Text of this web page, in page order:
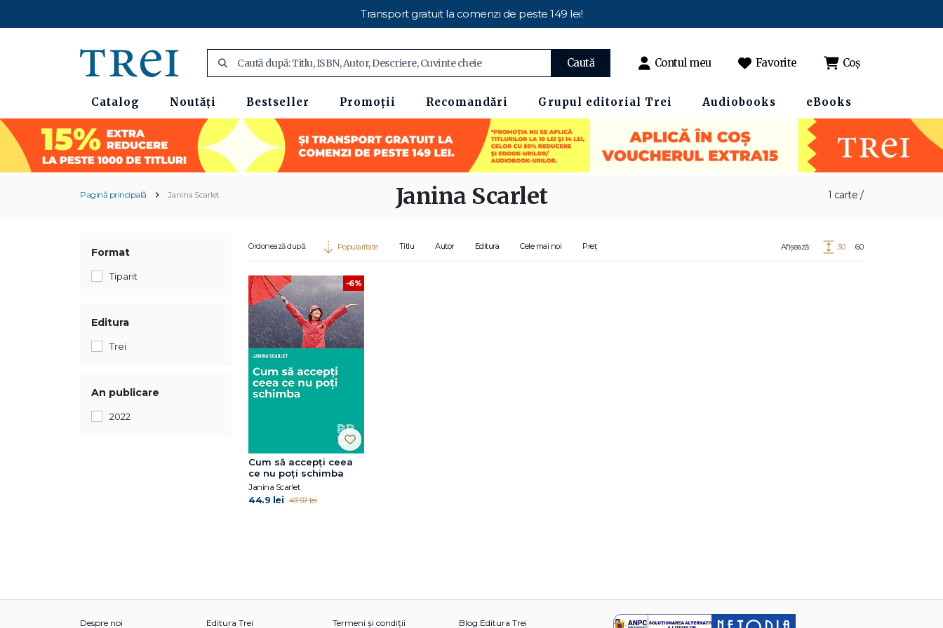
Transport gratuit la comenzi de peste 149 lei!
Caută Contul meu Favorite Coș
Catalog Noutăți Bestseller Promoții Recomandări Grupul editorial Trei Audiobooks eBooks
Pagină principală Janina Scarlet 1 carte /
Janina Scarlet
Format
Tiparit
Editura
Trei
An publicare
2022
Ordonează după: Popularitate Titlu Autor Editura Cele mai noi Preț Afișează: 30 60
-6%
Cum să accepți ceea
ce nu poți schimba
Janina Scarlet
44.9 lei 47.57 lei
Despre noi Editura Trei Termeni și condiții Blog Editura Trei